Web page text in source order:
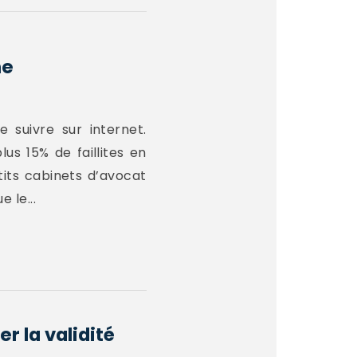
suivre sur internet.
15% de faillites en
cabinets d’avocat
le...
la validité